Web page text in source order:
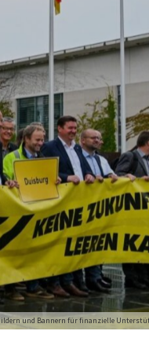
und Bannern für finanzielle